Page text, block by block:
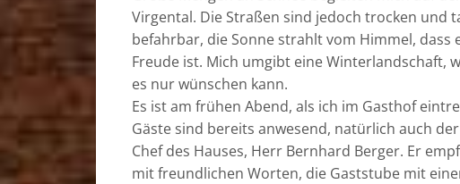
Virgental. Die Straßen sind jedoch trocken und
befahrbar, die Sonne strahlt vom Himmel, dass
Freude ist. Mich umgibt eine Winterlandschaft,
es nur wünschen kann.
Es ist am frühen Abend, als ich im Gasthof
Gäste sind bereits anwesend, natürlich auch
Chef des Hauses, Herr Bernhard Berger. Er
mit freundlichen Worten, die Gaststube mit